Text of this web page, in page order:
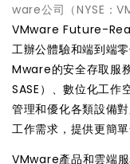
ware公司（NYSE：
VMware Future-
工辦公體驗和端到端
Mware的安全存取
SASE）、數位化工
管理和優化各類設備
工作需求，提供更簡
VMware產品和雲端